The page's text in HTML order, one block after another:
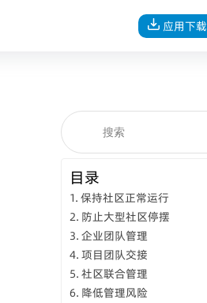
应用下载
目录
保持社区正常运行
防止大型社区停摆
企业团队管理
项目团队交接
社区联合管理
降低管理风险